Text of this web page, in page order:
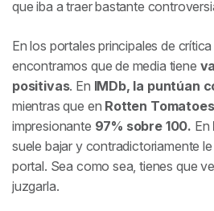
que iba a traer bastante
En los portales principales de
encontramos que de media tiene
positivas. En IMDb, la puntúan
mientras que en Rotten Tomatoes
impresionante 97% sobre 100. En
suele bajar y contradictoriamente
portal. Sea como sea, tienes que
juzgarla.